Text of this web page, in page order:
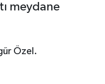
meydane
Özel.